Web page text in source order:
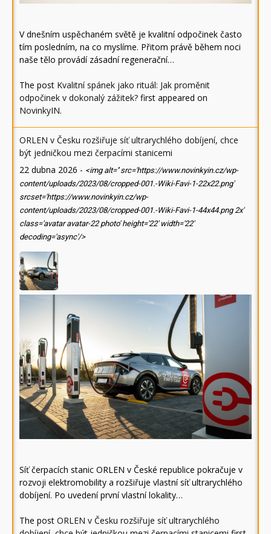
V dnešním uspěchaném světě je kvalitní odpočinek často
tím posledním, na co myslíme. Přitom právě během noci
naše tělo provádí zásadní regenerační…
The post Kvalitní spánek jako rituál: Jak proměnit
odpočinek v dokonalý zážitek? first appeared on
NovinkyIN.
ORLEN v Česku rozšiřuje síť ultrarychlého dobíjení, chce
být jedničkou mezi čerpacími stanicemi
22 dubna 2026 - <img alt='' src='https://www.novinkyin.cz/wp-
content/uploads/2023/08/cropped-001.-Wiki-Favi-1-22x22.png'
srcset='https://www.novinkyin.cz/wp-
content/uploads/2023/08/cropped-001.-Wiki-Favi-1-44x44.png 2x'
class='avatar avatar-22 photo' height='22' width='22'
decoding='async'/>
Síť čerpacích stanic ORLEN v České republice pokračuje v
rozvoji elektromobility a rozšiřuje vlastní síť ultrarychlého
dobíjení. Po uvedení první vlastní lokality…
The post ORLEN v Česku rozšiřuje síť ultrarychlého